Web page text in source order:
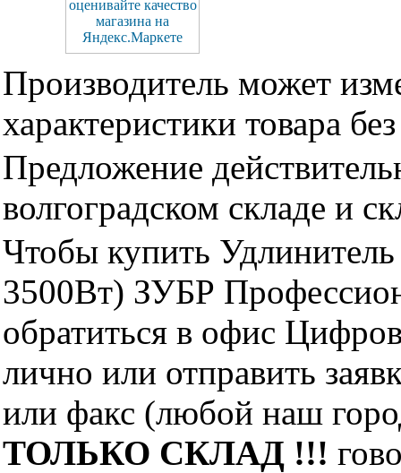
Производитель может
характеристики товара
Предложение
волгоградском складе и
Чтобы купить
3500Вт) ЗУБР
обратиться в офис
лично или отправить
или факс (любой наш
ТОЛЬКО СКЛАД !!!